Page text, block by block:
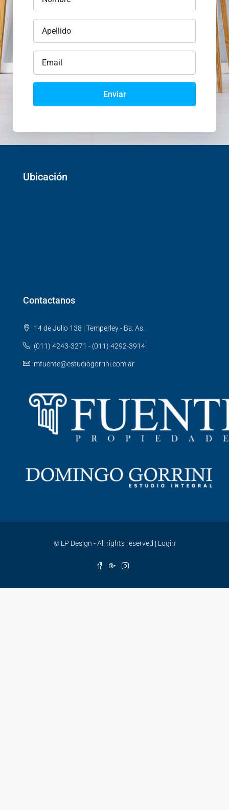
Enviar
Ubicación
Contactanos
14 de Julio 138 | Temperley - Bs. As.
(011) 4243-3271 - (011) 4292-3914
mfuente@estudiogorrini.com.ar
© LP Design - All rights reserved | Login